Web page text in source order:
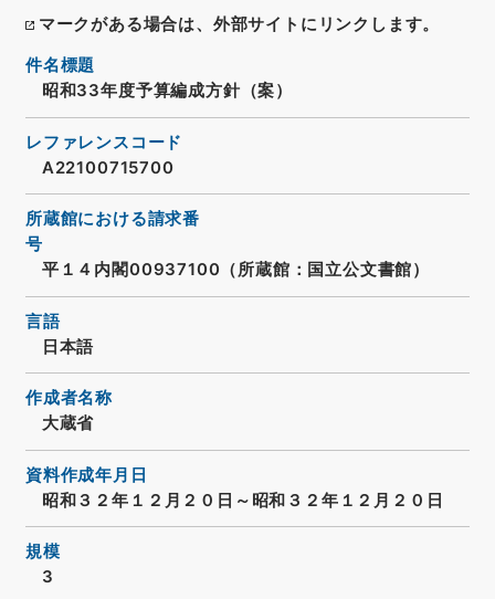
マークがある場合は、外部サイトにリンクします。
件名標題
昭和33年度予算編成方針（案）
レファレンスコード
A22100715700
所蔵館における請求番
号
平１４内閣00937100（所蔵館：国立公文書館）
言語
日本語
作成者名称
大蔵省
資料作成年月日
昭和３２年１２月２０日～昭和３２年１２月２０日
規模
3